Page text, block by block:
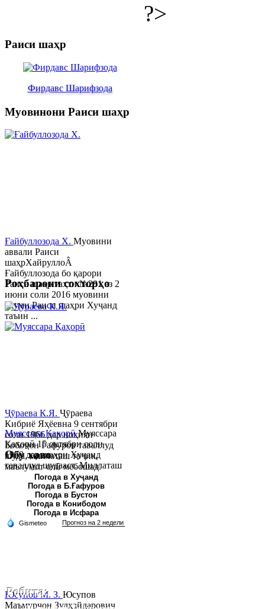
?>
Раиси шаҳр
Фирдавс Шарифзода
Муовинони Раиси шаҳр
Ғайбуллозода Х. Муовини
аввали Раиси
шаҳрХайруллоÂ
Ғайбуллозода бо қарори
Раиси шаҳр таҳти №281 аз 2
июни соли 2016 муовини
якуми Раиси шаҳри Хуҷанд
таъин ...
Муяссара ҚаҳорӣМуяссара
Қаҳорӣ 15 октябри соли
1979 дар шаҳри Хуҷанд
таваллуд шудааст. Миллаташ
тоҷик. Маълумот олӣ. Соли
2002 Донишгоҳи давлатии
Хуҷанд ба...
Роҳбарони сохторҳо
Ҷӯраева К.Я. Ҷӯраева
Кибриё Яҳёевна 9 сентябри
соли 1966 дар ноҳияи
Бобоҷон Ғафуров таваллуд
шуда, миллаташ тоҷик,
маълумот олӣ мебошад.
Соли 1997 Донишг...
Юсупов М. З. Юсупов
Маъмурҷон Зулҳайдарович
Обу хаво
Погода в Хуҷанд
Погода в Б.Ғафуров
Погода в Бустон
Погода в Конибодом
Погода в Исфара
Робита: